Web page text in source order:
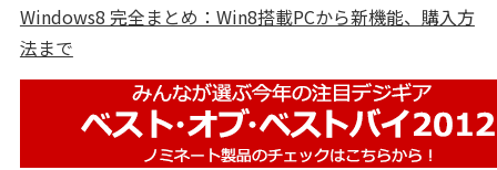
Windows8 完全まとめ：Win8搭載PCから新機能、購入方
法まで